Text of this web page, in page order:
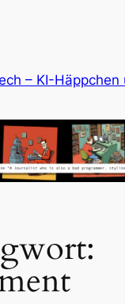
– KI-Häppchen